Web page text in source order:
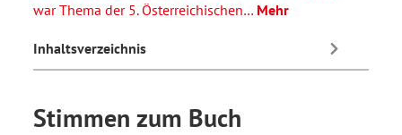
war Thema der 5. Österreichischen… Mehr
Inhaltsverzeichnis
Stimmen zum Buch